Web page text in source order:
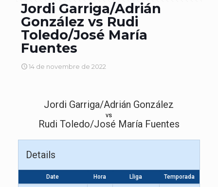
Jordi Garriga/Adrián
González vs Rudi
Toledo/José María
Fuentes
14 de novembre de 2022
Jordi Garriga/Adrián González
vs
Rudi Toledo/José María Fuentes
Details
Date Hora Lliga Temporada